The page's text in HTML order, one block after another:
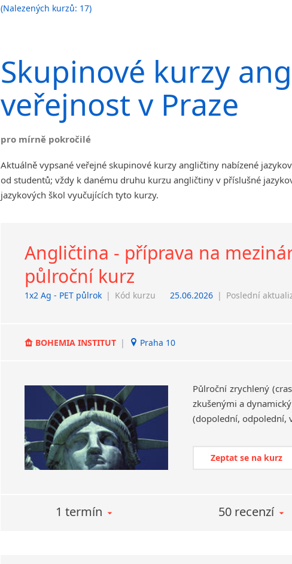
Jihlava
Chrudim
Děčín
Hodonín
Klatovy
Kolín
Most
Sedlčany
Tišnov
Vysoká nad Labem
(Nalezených kurzů: 17)
Skupinové kurzy
veřejnost v Praze
pro mírně pokročilé
Aktuálně vypsané veřejné skupinové kurzy angličtiny nabízené
od studentů; vždy k danému druhu kurzu angličtiny v příslušné
jazykových škol vyučujících tyto kurzy.
Angličtina - příprava na
půlroční kurz
1x2 Ag - PET půlrok | Kód kurzu 25.06.2026 | Poslední
BOHEMIA INSTITUT | Praha 10
Půlroční zrychlený
zkušenými a
(dopolední, odpolední,
Zeptat se na kurz
1 termín 50 recenzí